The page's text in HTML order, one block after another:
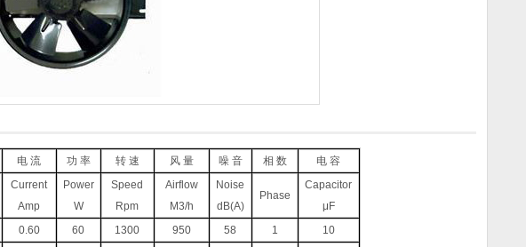
电 流 功 率 转 速 风 量 噪 音 相 数 电 容
Current
Amp
Power
W
Speed
Rpm
Airflow
M3/h
Noise
dB(A)
Phase
Capacitor
μF
0.60 60 1300 950 58 1
10